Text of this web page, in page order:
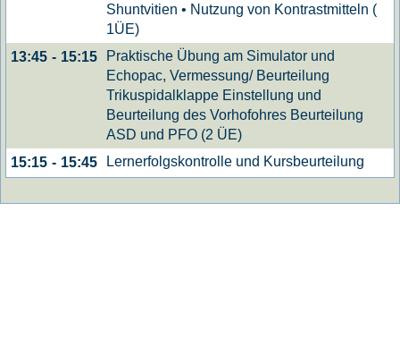
Shuntvitien • Nutzung von Kontrastmitteln (
1ÜE)
13:45 - 15:15
Praktische Übung am Simulator und
Echopac, Vermessung/ Beurteilung
Trikuspidalklappe Einstellung und
Beurteilung des Vorhofohres Beurteilung
ASD und PFO (2 ÜE)
15:15 - 15:45 Lernerfolgskontrolle und Kursbeurteilung